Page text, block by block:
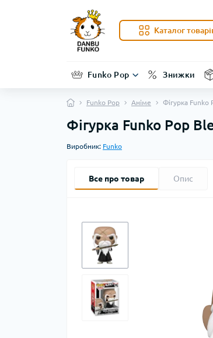
Каталог
Funko Pop Знижки
Funko Pop Аніме Фігурка
Фігурка Funko Pop
Виробник: Funko
Все про товар Опис